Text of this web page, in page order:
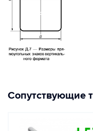
Сопутствующие